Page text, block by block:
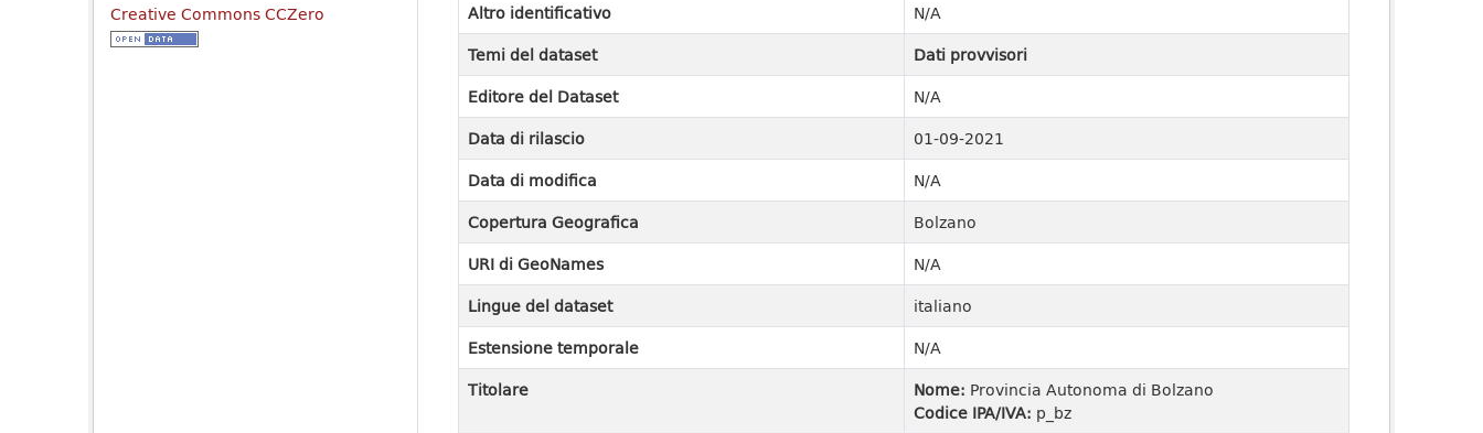
Creative Commons CCZero
Altro identificativo
N/A
Temi del dataset
Dati provvisori
Editore del Dataset
N/A
Data di rilascio
01-09-2021
Data di modifica
N/A
Copertura Geografica
Bolzano
URI di GeoNames
N/A
Lingue del dataset
italiano
Estensione temporale
N/A
Titolare
Nome: Provincia Autonoma di Bolzano
Codice IPA/IVA: p_bz